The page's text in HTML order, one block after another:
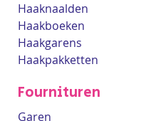
Haaknaalden
Haakboeken
Haakgarens
Haakpakketten
Fournituren
Garen